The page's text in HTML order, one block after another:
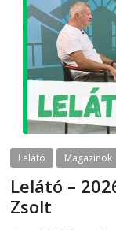
Lelátó Magazinok
Lelátó –
Zsolt